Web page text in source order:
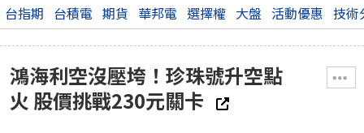
台指期 台積電 期貨 華邦電 選擇權 大盤 活動優惠 技術
鴻海利空沒壓垮！珍珠號升空點
火 股價挑戰230元關卡